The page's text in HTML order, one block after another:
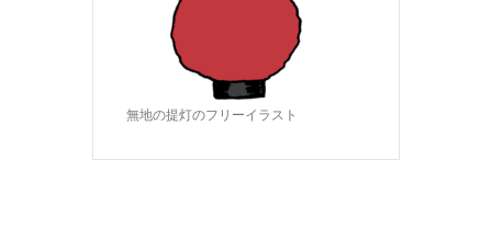
無地の提灯のフリーイラスト